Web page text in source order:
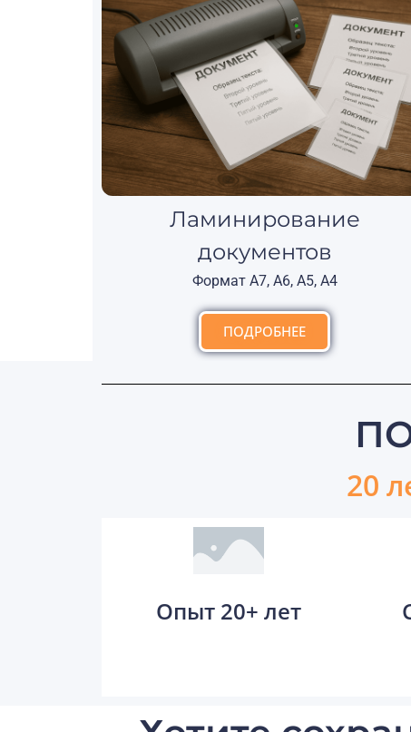
Ламинирование
документов
Формат А7, А6, А5, А4
ПОДРОБНЕЕ
20
Опыт 20+ лет